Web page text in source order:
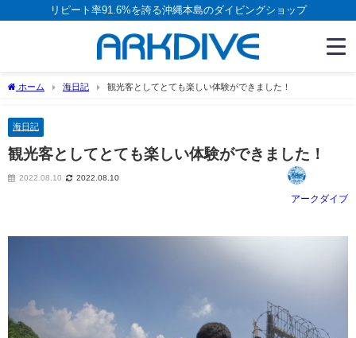
リピート率91.6%を誇る沖縄本島のダイビングショップ
ホーム 海日記 観光客としてとても楽しい体験ができました！
海日記
観光客としてとても楽しい体験ができました！
2022.08.10 2022.08.10
アークダイブ